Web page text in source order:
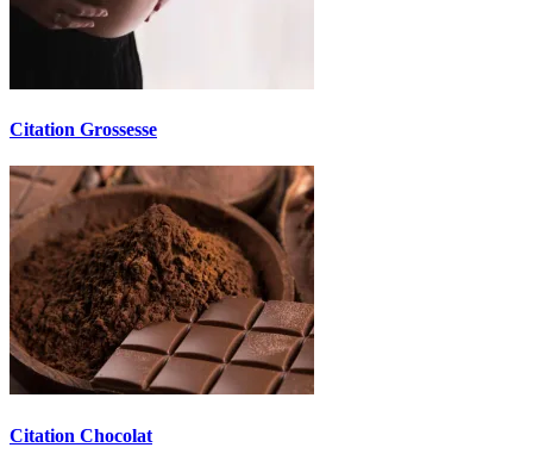
Citation Grossesse
Citation Chocolat